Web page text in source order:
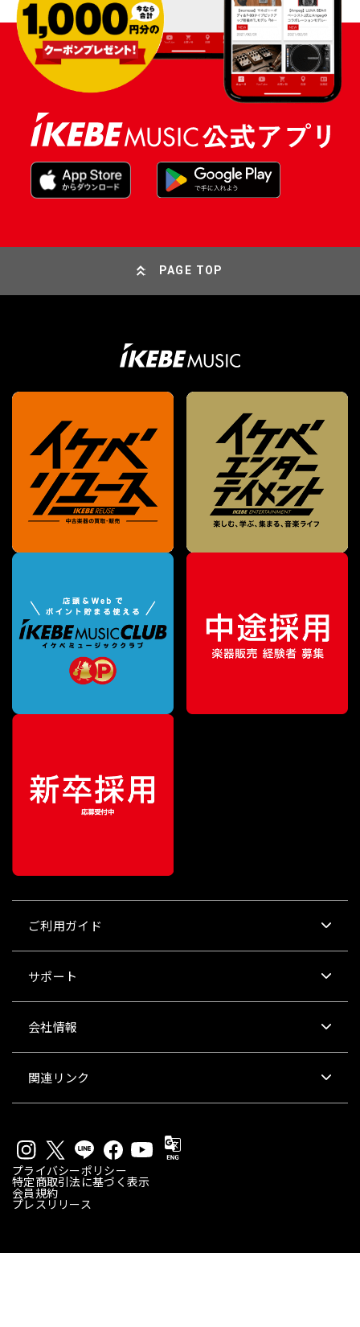
PAGE TOP
ご利用ガイド
サポート
会社情報
関連リンク
プライバシーポリシー
特定商取引法に基づく表示
会員規約
プレスリリース